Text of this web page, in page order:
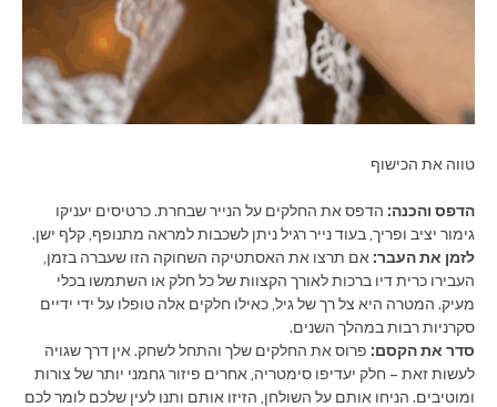
טווה את הכישוף
הדפס והכנה: הדפס את החלקים על הנייר שבחרת. כרטיסים יעניקו
גימור יציב ופריך, בעוד נייר רגיל ניתן לשכבות למראה מתנופף, קלף ישן.
לזמן את העבר: אם תרצו את האסתטיקה השחוקה הזו שעברה בזמן,
העבירו כרית דיו ברכות לאורך הקצוות של כל חלק או השתמשו בכלי
מעיק. המטרה היא צל רך של גיל, כאילו חלקים אלה טופלו על ידי ידיים
סקרניות רבות במהלך השנים.
סדר את הקסם: פרוס את החלקים שלך והתחל לשחק. אין דרך שגויה
לעשות זאת – חלק יעדיפו סימטריה, אחרים פיזור גחמני יותר של צורות
ומוטיבים. הניחו אותם על השולחן, הזיזו אותם ותנו לעין שלכם לומר לכם